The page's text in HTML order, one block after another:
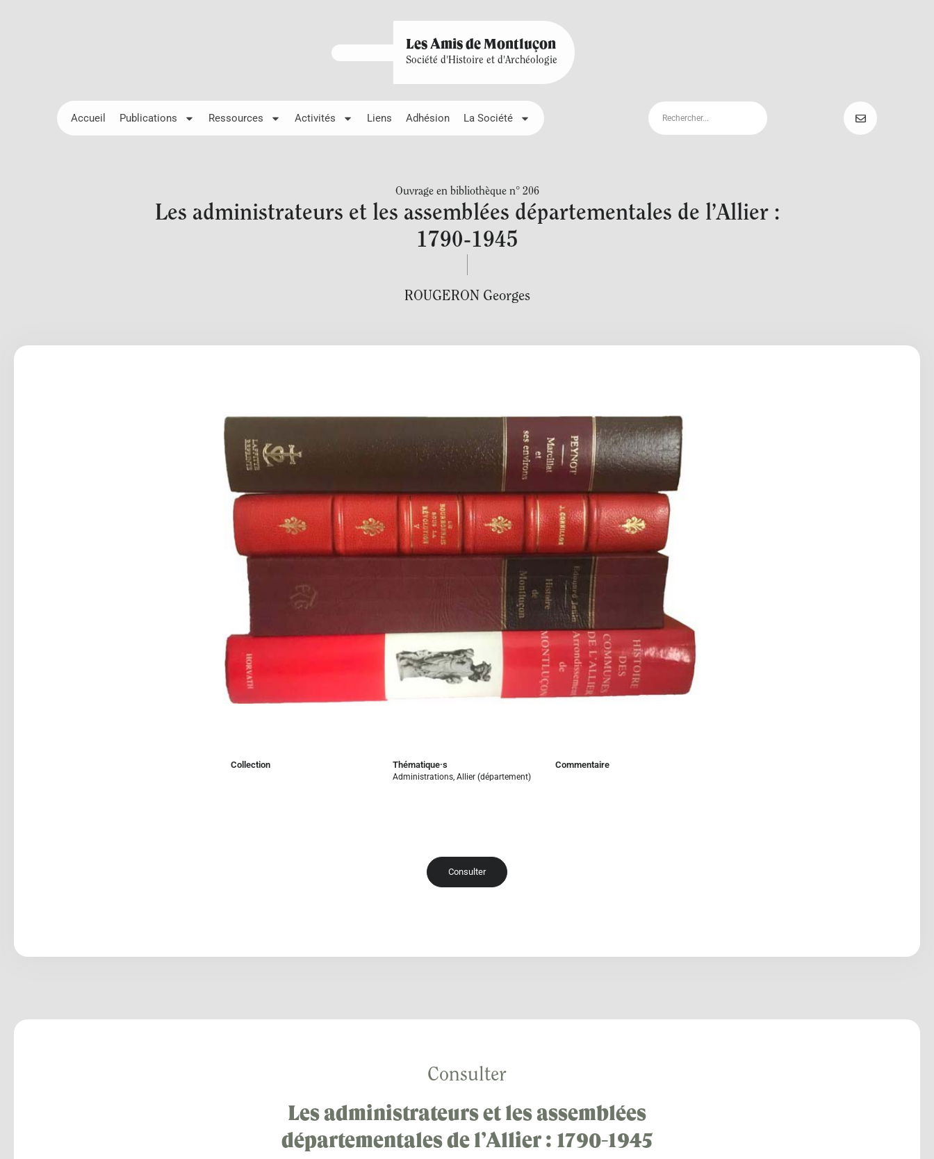
Les Amis de Montluçon
Société d'Histoire et d'Archéologie
Accueil Publications Ressources Activités Liens Adhésion La Société
Ouvrage en bibliothèque n° 206
Les administrateurs et les assemblées départementales de l’Allier :
1790-1945
ROUGERON Georges
Collection Thématique·s
Administrations ,Allier (département)
Commentaire
Consulter
Consulter
Les administrateurs et les assemblées
départementales de l’Allier : 1790-1945